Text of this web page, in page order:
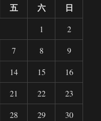
五 六 日
1
2
7 8
9
14 15
16
21 22
23
28 29
30